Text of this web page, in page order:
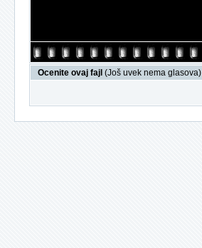
Ocenite ovaj fajl (Još uvek nema glasova)